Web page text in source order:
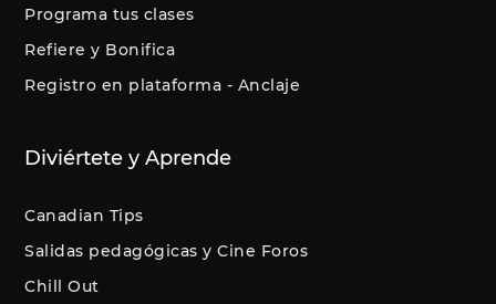
Programa tus clases
Refiere y Bonifica
Registro en plataforma - Anclaje
Diviértete y Aprende
Canadian Tips
Salidas pedagógicas y Cine Foros
Chill Out